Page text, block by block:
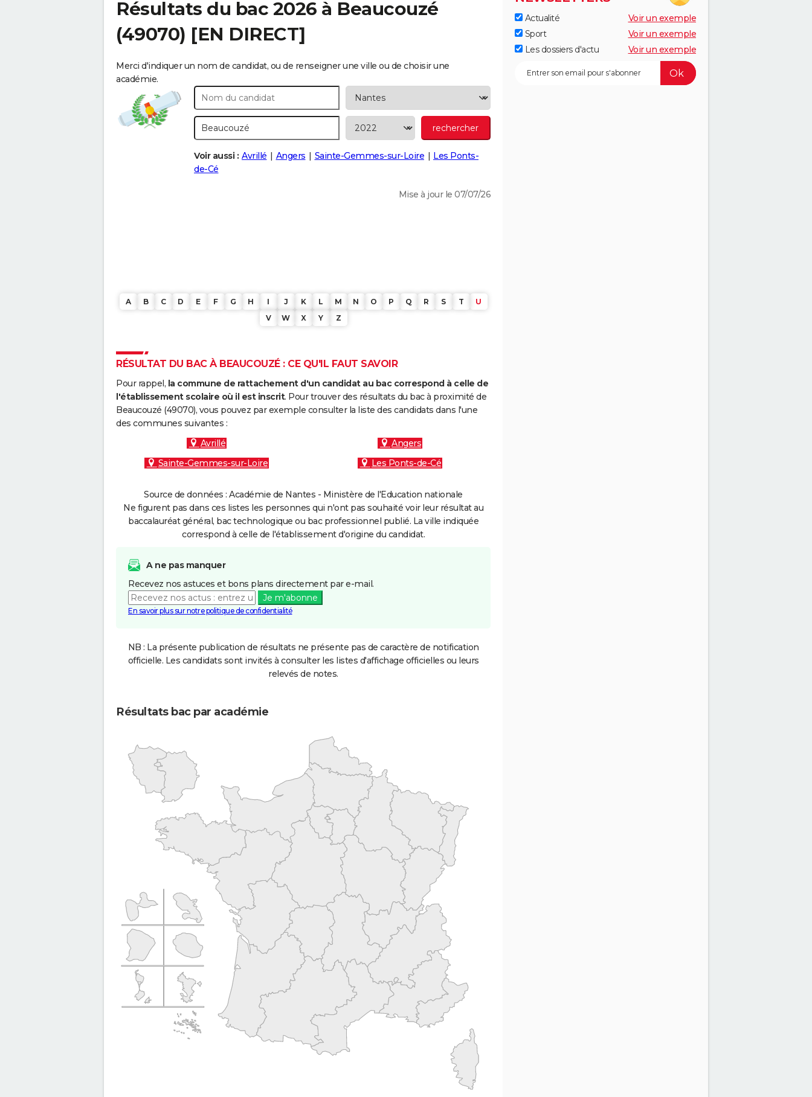
Résultats du bac 2026 à Beaucouzé
(49070) [EN DIRECT]
Merci d'indiquer un nom de candidat, ou de renseigner une ville ou de choisir une
académie.
Voir aussi : Avrillé Angers Sainte-Gemmes-sur-Loire
Les Ponts-
de-Cé
Mise à jour le 07/07/26
A B C D E F G H I J K L M N O P Q R S T
U
V
W X Y Z
RÉSULTAT DU BAC À BEAUCOUZÉ : CE QU'IL FAUT SAVOIR
Pour rappel, la commune de rattachement d'un candidat au bac correspond à celle de
l'établissement scolaire où il est inscrit. Pour trouver des résultats du bac à proximité de
Beaucouzé (49070), vous pouvez par exemple consulter la liste des candidats dans l'une
des communes suivantes :
Avrillé
Angers
Sainte-Gemmes-sur-Loire
Les Ponts-de-Cé
Source de données : Académie de Nantes - Ministère de l'Education nationale
Ne figurent pas dans ces listes les personnes qui n'ont pas souhaité voir leur résultat au
baccalauréat général, bac technologique ou bac professionnel publié. La ville indiquée
correspond à celle de l'établissement d'origine du candidat.
A ne pas manquer
Recevez nos astuces et bons plans directement par e-mail.
Je m'abonne
En savoir plus sur notre politique de confidentialité
NB : La présente publication de résultats ne présente pas de caractère de notification
officielle. Les candidats sont invités à consulter les listes d'affichage officielles ou leurs
relevés de notes.
Résultats bac par académie
Actualité
Voir un exemple
Sport
Voir un exemple
Les dossiers d'actu
Voir un exemple